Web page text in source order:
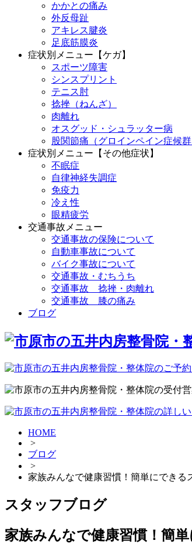
かかとの痛み
外反母趾
アキレス腱炎
足底筋膜炎
症状別メニュー【ケガ】
スポーツ障害
シンスプリント
テニス肘
捻挫（ねんざ）
肉離れ
オスグッド・シュラッター病
股関節痛（グロインペイン症候群
症状別メニュー【その他症状】
不眠症
自律神経失調症
免疫力
冷え性
眼精疲労
交通事故メニュー
交通事故の保険について
自動車事故について
バイク事故について
交通事故・むちうち
交通事故 捻挫・肉離れ
交通事故 膝の痛み
ブログ
HOME
>
ブログ
>
家族みんなで健康習慣！簡単にできる
スタッフブログ
家族みんなで健康習慣！簡